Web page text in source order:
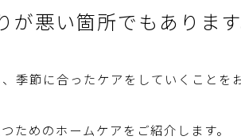
悪い箇所でもあります
季節に合ったケアをしていくことを
ためのホームケアをご紹介します。